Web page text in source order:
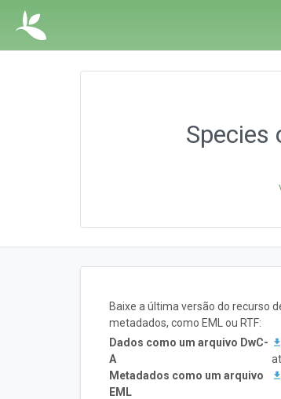
Species
Baixe a última versão do recurso
metadados, como EML ou RTF:
Dados como um arquivo DwC-
A
Metadados como um arquivo
EML